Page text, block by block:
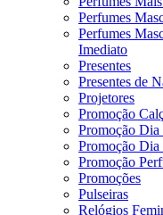
Perfumes
Perfumes
Imediato
Presentes
Presentes de
Projetores
Promoção
Promoção Dia
Promoção Dia
Promoção
Promoções
Pulseiras
Relógios